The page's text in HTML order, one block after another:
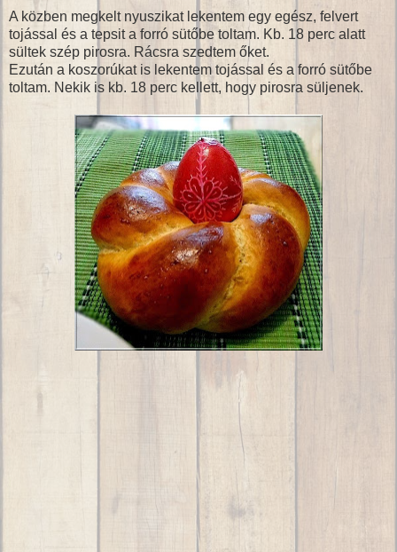
A közben megkelt nyuszikat lekentem egy egész, felvert
tojással és a tepsit a forró sütőbe toltam. Kb. 18 perc alatt
sültek szép pirosra. Rácsra szedtem őket.
Ezután a koszorúkat is lekentem tojással és a forró sütőbe
toltam. Nekik is kb. 18 perc kellett, hogy pirosra süljenek.